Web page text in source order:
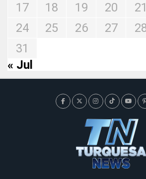
17
18 19 20 21
24
25 26 27
31
« Jul